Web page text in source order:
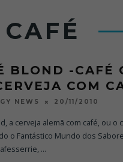
BLOND -CAFÉ
COM
NEWS 20/11/2010
a cerveja alemã com café, ou o
o Fantástico Mundo dos
...